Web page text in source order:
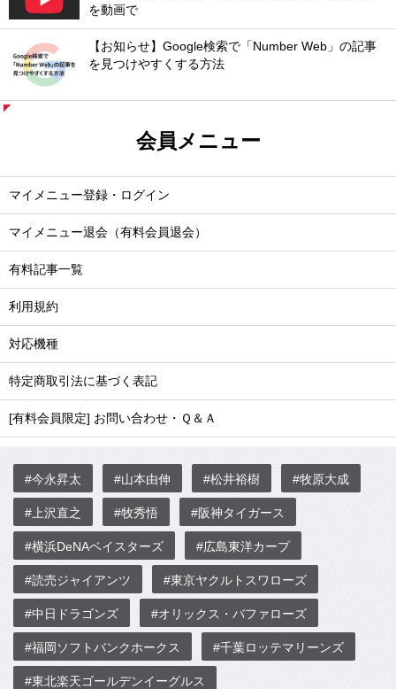
を動画で
【お知らせ】Google検索で「Number Web」の記事
を見つけやすくする方法
会員メニュー
マイメニュー登録・ログイン
マイメニュー退会（有料会員退会）
有料記事一覧
利用規約
対応機種
特定商取引法に基づく表記
[有料会員限定] お問い合わせ・Ｑ＆Ａ
#今永昇太 #山本由伸 #松井裕樹 #牧原大成
#上沢直之 #牧秀悟 #阪神タイガース
#横浜DeNAベイスターズ #広島東洋カープ
#読売ジャイアンツ #東京ヤクルトスワローズ
#中日ドラゴンズ #オリックス・バファローズ
#福岡ソフトバンクホークス #千葉ロッテマリーンズ
#東北楽天ゴールデンイーグルス